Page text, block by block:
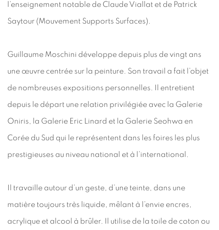
l’enseignement notable de Claude Viallat et de Patrick
Saytour (Mouvement Supports Surfaces).
Guillaume Moschini développe depuis plus de vingt ans
une œuvre centrée sur la peinture. Son travail a fait l’objet
de nombreuses expositions personnelles. Il entretient
depuis le départ une relation privilégiée avec la Galerie
Oniris, la Galerie Eric Linard et la Galerie Seohwa en
Corée du Sud qui le représentent dans les foires les plus
prestigieuses au niveau national et à l’international.
Il travaille autour d’un geste, d’une teinte, dans une
matière toujours très liquide, mêlant à l’envie encres,
acrylique et alcool à brûler. Il utilise de la toile de coton ou